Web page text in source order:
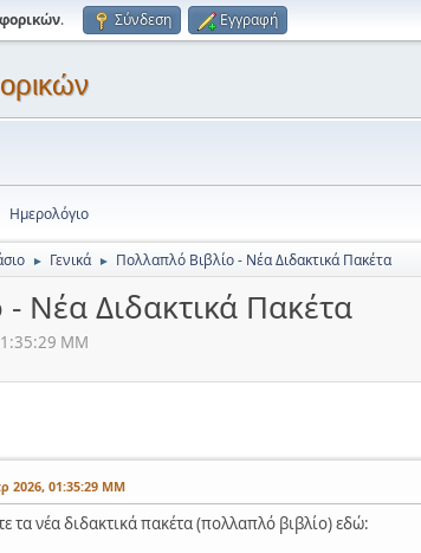
. Σύνδεση Εγγραφή
Ημερολόγιο
► Γενικά ► Πολλαπλό Βιβλίο - Νέα Διδακτικά Πακέτα
Νέα Διδακτικά Πακέτα
ΜΜ
2026, 01:35:29 ΜΜ
τα νέα διδακτικά πακέτα (πολλαπλό βιβλίο) εδώ: